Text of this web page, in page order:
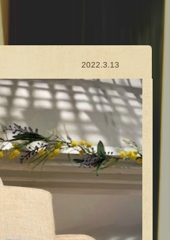
2022.3.13